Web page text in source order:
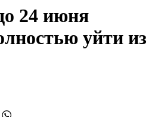
24 июня
уйти из